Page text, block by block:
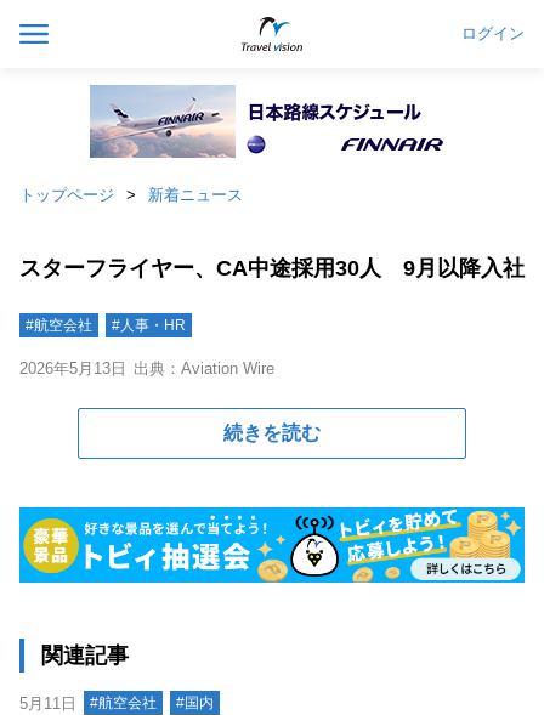
ログイン
トップページ 新着ニュース
スターフライヤー、CA中途採用30人 9月以降入社
#航空会社 #人事・HR
2026年5月13日 出典：Aviation Wire
続きを読む
関連記事
5月11日 #航空会社 #国内